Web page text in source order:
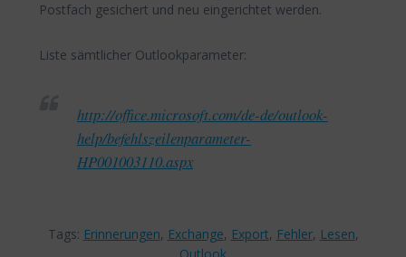
Postfach gesichert und neu eingerichtet werden.
Liste sämtlicher Outlookparameter:
http://office.microsoft.com/de-de/outlook-
help/befehlszeilenparameter-
HP001003110.aspx
Tags: Erinnerungen, Exchange, Export, Fehler, Lesen,